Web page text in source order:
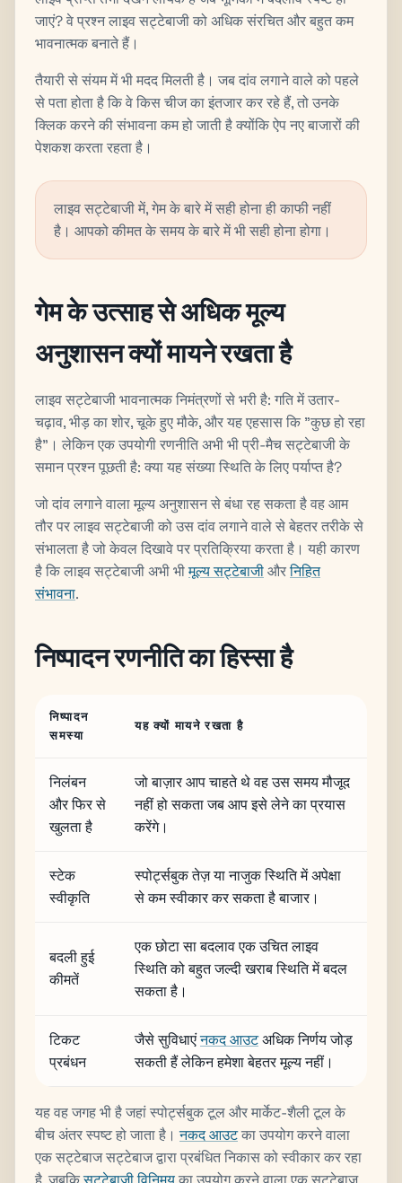
जाएं? वे प्रश्न लाइव सट्टेबाजी को अधिक संरचित और बहुत कम
भावनात्मक बनाते हैं।
तैयारी से संयम में भी मदद मिलती है। जब दांव लगाने वाले को पहले
से पता होता है कि वे किस चीज का इंतजार कर रहे हैं, तो उनके
क्लिक करने की संभावना कम हो जाती है क्योंकि ऐप नए बाजारों की
पेशकश करता रहता है।
लाइव सट्टेबाजी में, गेम के बारे में सही होना ही काफी नहीं
है। आपको कीमत के समय के बारे में भी सही होना होगा।
गेम के उत्साह से अधिक मूल्य
अनुशासन क्यों मायने रखता है
लाइव सट्टेबाजी भावनात्मक निमंत्रणों से भरी है: गति में उतार-
चढ़ाव, भीड़ का शोर, चूके हुए मौके, और यह एहसास कि "कुछ हो रहा
है"। लेकिन एक उपयोगी रणनीति अभी भी प्री-मैच सट्टेबाजी के
समान प्रश्न पूछती है: क्या यह संख्या स्थिति के लिए पर्याप्त है?
जो दांव लगाने वाला मूल्य अनुशासन से बंधा रह सकता है वह आम
तौर पर लाइव सट्टेबाजी को उस दांव लगाने वाले से बेहतर तरीके से
संभालता है जो केवल दिखावे पर प्रतिक्रिया करता है। यही कारण
है कि लाइव सट्टेबाजी अभी भीमूल्य सट्टेबाजीऔरनिहित
संभावना.
निष्पादन रणनीति का हिस्सा है
निष्पादन
समस्या
यह क्यों मायने रखता है
निलंबन
और फिर से
खुलता है
जो बाज़ार आप चाहते थे वह उस समय मौजूद
नहीं हो सकता जब आप इसे लेने का प्रयास
करेंगे।
स्टेक
स्वीकृति
स्पोर्ट्सबुक तेज़ या नाजुक स्थिति में अपेक्षा
से कम स्वीकार कर सकता है बाजार।
बदली हुई
कीमतें
एक छोटा सा बदलाव एक उचित लाइव
स्थिति को बहुत जल्दी खराब स्थिति में बदल
सकता है।
टिकट
प्रबंधन
जैसे सुविधाएंनकद आउटअधिक निर्णय जोड़
सकती हैं लेकिन हमेशा बेहतर मूल्य नहीं।
यह वह जगह भी है जहां स्पोर्ट्सबुक टूल और मार्केट-शैली टूल के
बीच अंतर स्पष्ट हो जाता है।नकद आउटका उपयोग करने वाला
एक सट्टेबाज सट्टेबाज द्वारा प्रबंधित निकास को स्वीकार कर रहा